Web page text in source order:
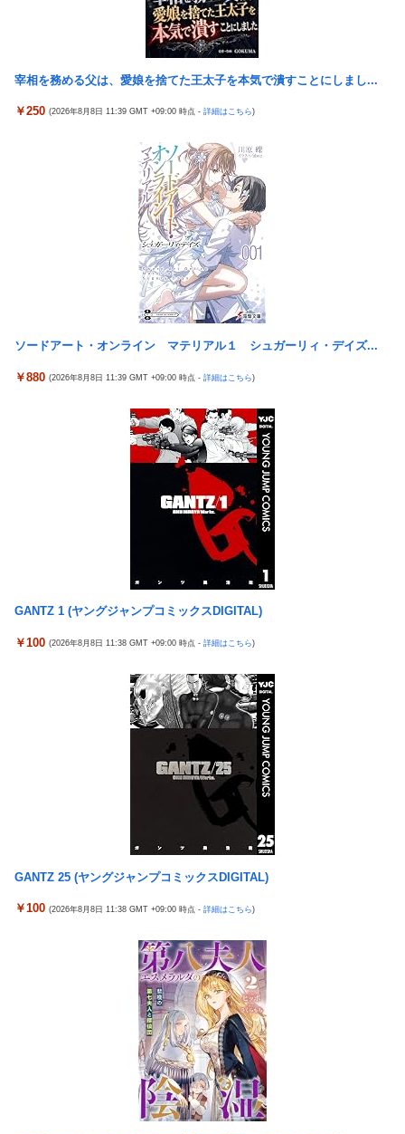
「宇崎月」メタリックパープルver. プライズフィギュア【ラウン
ドワン限定で展開決定】
【画像】女漫画家しか描かないバトル漫画のワンシーンが発見さ
らるwwwwwwwwwwwwwwwwwwwwwwwwwww
【艦これ】E5ヌルイとかいう風説には騙されないぞ スキャンプ
くらいヌルイのなら考える
ジャンポケ斉藤の被害女性「バウムクーヘン売ったりTikTokライ
ブしててムカついたから示談しなかった」
「居眠り運転かな？」→何度も追突→夫婦「これは事故じゃな
早大生さん、ポイント不正で無銭飲食ｗｗｗ大学が異例の警告へ
車大手工場にも女性・高齢者…軽作業ラインやスポットワーク
車大手工場にも女性・高齢者…軽作業ラインやスポットワーク
海外「日本なんて行くんじゃなかった…」 日本を知ってしまった
キャデラックF1、致命的なブレーキ問題の原因が明らかになるも
解決には至っておらずめども立たず
アリスソフト「ランス10」ゲーム画面公開キター！ウルザちゃん
は今回も美しい…。前作で助けたシィルもいるぞ！
【悲報】 ちいかわのモモンガ、逝きそう
【朗報】「あの椅子カバー」のカプセルトイ、爆誕。自宅や職場
【米国株】ワイのSpaceX株がえらいことになってるんやが
スロッターさん「とある魔術の禁書目録2は喰種を超える事を意
元NBAプレーヤー、エネス・カンター・フリーダムが、2027年
WNBAドラフトの適性を宣言 一部コーチによるWNBA男性参加
【話題】不倫したらダメなのに、なぜか不倫するドラマが流行る
新台スマスロ『Lやじきた道中記参る』評判＆感想まとめ｜通常
時はポイント集めで修行、あっぱれチャンスの河童が強い、スイ
日本のフォント企業を買収した海外資本、「なんで自ら売上ゼロ
にするようなことするの」とドン引きするような方針転換を……
【朗報画像】現役JKママ、とんでもない事になってしまうｗｗｗ
【朗報】日本のおじいちゃん・おばあちゃん、半数以上がSNSを
使いこなしていたｗｗｗｗｗ
「暴走族じゃないのにコルク半ヘルメットを被ってた」と因縁つ
けて暴行 少年らと父親(37)逮捕
【悲報】池袋パパ活刺殺事件、26歳の女性被告に懲役6年「司法
の女割」批判が紛糾 → ﾈｯﾄ「ジャンポケ斎藤の罪より軽くて草」
ｗｗｗｗｗｗｗｗｗｗ...
文科省が女性専用の研究者支援制度を導入、それに対して子育て
負担に苦しむ若手男性研究者は……
早大生さん、ポイント不正で無銭飲食ｗｗｗ大学が異例の警告へ
車大手工場にも女性・高齢者…軽作業ラインやスポットワーク
ｗｗｗ
【悲報】 ちいかわのモモンガ、逝きそう
【朗報】「あの椅子カバー」のカプセルトイ、爆誕。自宅や職場
をパチンコ屋にしちゃおうｗｗｗ
【米国株】ワイのSpaceX株がえらいことになってるんやが
スロッターさん「とある魔術の禁書目録2は喰種を超える事を意
識して作ってるだけあって、演出・ゲーム性は東京喰種よりも良
マイホ、景品が1000円区切りになって終わる…
新台スマスロ『Lやじきた道中記参る』評判＆感想まとめ｜通常
時はポイント集めで修行、あっぱれチャンスの河童が強い、スイ
カ取りこぼし注意 etc…
【日向坂46】 藤嶌果歩さん"ホンモノ"感が凄い・・・
休日に甥っ子をアポなし託児を押し付けてきた兄嫁！「テレビで
も見せといてw」と言うので『Gガンダム』を一気見させた結
果……甥っ子が重度の中二病を発症して家で大暴れｗｗ
佐藤二朗、妻とのハグを報告「文〇砲より遥かに威力は弱いが、
僕のノロケ砲をお見舞いする」
【朗報】 ファイアーエムブレムさん、ついにキャラ成長率がゲー
ム内で見れるようになる
元NBAプレーヤー、エネス・カンター・フリーダムが、2027年
の声明を受け
職場の人妻と不倫をして、ついに、、、
ドイツ空港のウクライナ輸送機に自爆ドローン接近、見つけた空
港職員が蹴り落とす…高性能プラスチック爆弾搭載！
島田珠代姉さんが好きな方
【朗報】「あの椅子カバー」のカプセルトイ、爆誕。自宅や職場
をパチンコ屋にしちゃおうｗｗｗ
【にじさんじ】Cellmates、NG行動回避ゲーム！フリが露骨すぎ
【ウマ娘】ドンナと海行きてえなあ
胴体着陸「これよりひどい着陸なら山ほど見てきた」【海外の反
宰相を務める父は、愛娘を捨てた王太子を本気で潰すことにしまし...
￥250 (2026年8月8日 11:39 GMT +09:00 時点 - 詳細はこちら)
ソードアート・オンライン マテリアル１ シュガーリィ・デイズ...
￥880 (2026年8月8日 11:39 GMT +09:00 時点 - 詳細はこちら)
GANTZ 1 (ヤングジャンプコミックスDIGITAL)
￥100 (2026年8月8日 11:38 GMT +09:00 時点 - 詳細はこちら)
GANTZ 25 (ヤングジャンプコミックスDIGITAL)
￥100 (2026年8月8日 11:38 GMT +09:00 時点 - 詳細はこちら)